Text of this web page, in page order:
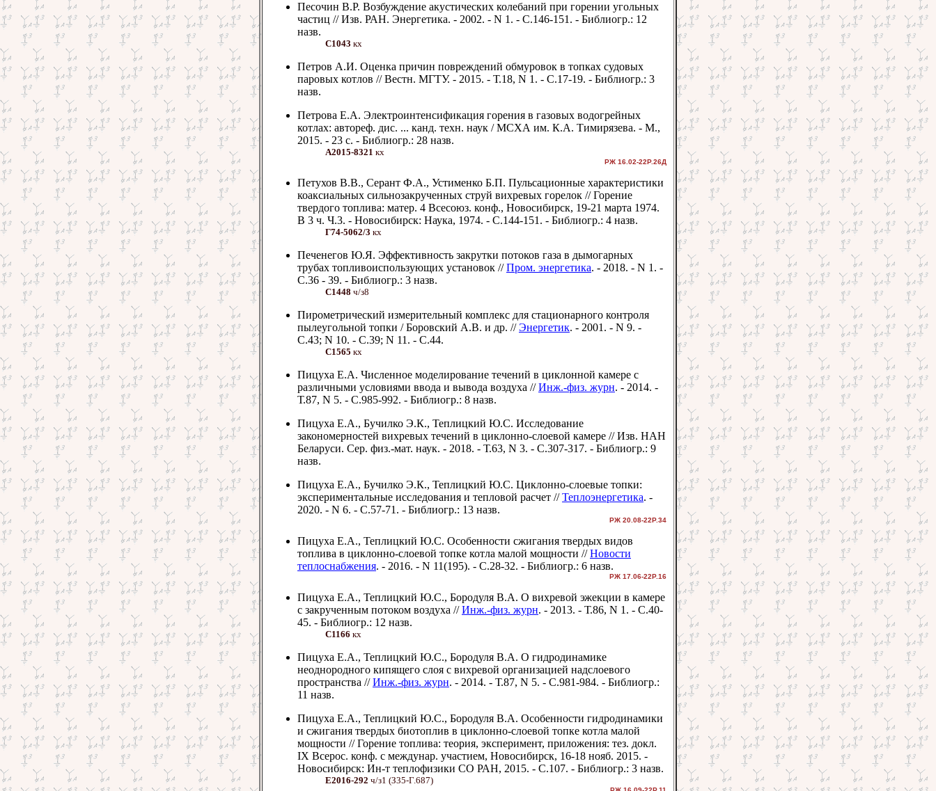
Песочин В.Р. Возбуждение акустических колебаний при горении угольных
частиц // Изв. РАН. Энергетика. - 2002. - N 1. - С.146-151. - Библиогр.: 12
назв.
С1043 кх
Петров А.И. Оценка причин повреждений обмуровок в топках судовых
паровых котлов // Вестн. МГТУ. - 2015. - Т.18, N 1. - С.17-19. - Библиогр.: 3
назв.
Петрова Е.А. Электроинтенсификация горения в газовых водогрейных
котлах: автореф. дис. ... канд. техн. наук / МСХА им. К.А. Тимирязева. - М.,
2015. - 23 с. - Библиогр.: 28 назв.
А2015-8321 кх
РЖ 16.02-22Р.26Д
Петухов В.В., Серант Ф.А., Устименко Б.П. Пульсационные характеристики
коаксиальных сильнозакрученных струй вихревых горелок // Горение
твердого топлива: матер. 4 Всесоюз. конф., Новосибирск, 19-21 марта 1974.
В 3 ч. Ч.3. - Новосибирск: Наука, 1974. - С.144-151. - Библиогр.: 4 назв.
Г74-5062/3 кх
Печенегов Ю.Я. Эффективность закрутки потоков газа в дымогарных
трубах топливоиспользующих установок //Пром. энергетика. - 2018. - N 1. -
С.36 - 39. - Библиогр.: 3 назв.
С1448 ч/з8
Пирометрический измерительный комплекс для стационарного контроля
пылеугольной топки / Боровский А.В. и др. //Энергетик. - 2001. - N 9. -
С.43; N 10. - С.39; N 11. - С.44.
С1565 кх
Пицуха Е.А. Численное моделирование течений в циклонной камере с
различными условиями ввода и вывода воздуха //Инж.-физ. журн. - 2014. -
Т.87, N 5. - С.985-992. - Библиогр.: 8 назв.
Пицуха Е.А., Бучилко Э.К., Теплицкий Ю.С. Исследование
закономерностей вихревых течений в циклонно-слоевой камере // Изв. НАН
Беларуси. Сер. физ.-мат. наук. - 2018. - Т.63, N 3. - С.307-317. - Библиогр.: 9
назв.
Пицуха Е.А., Бучилко Э.К., Теплицкий Ю.С. Циклонно-слоевые топки:
экспериментальные исследования и тепловой расчет //Теплоэнергетика. -
2020. - N 6. - С.57-71. - Библиогр.: 13 назв.
РЖ 20.08-22Р.34
Пицуха Е.А., Теплицкий Ю.С. Особенности сжигания твердых видов
топлива в циклонно-слоевой топке котла малой мощности //Новости
теплоснабжения. - 2016. - N 11(195). - С.28-32. - Библиогр.: 6 назв.
РЖ 17.06-22Р.16
Пицуха Е.А., Теплицкий Ю.С., Бородуля В.А. О вихревой эжекции в камере
с закрученным потоком воздуха //Инж.-физ. журн. - 2013. - Т.86, N 1. - С.40-
45. - Библиогр.: 12 назв.
С1166 кх
Пицуха Е.А., Теплицкий Ю.С., Бородуля В.А. О гидродинамике
неоднородного кипящего слоя с вихревой организацией надслоевого
пространства //Инж.-физ. журн. - 2014. - Т.87, N 5. - С.981-984. - Библиогр.:
11 назв.
Пицуха Е.А., Теплицкий Ю.С., Бородуля В.А. Особенности гидродинамики
и сжигания твердых биотоплив в циклонно-слоевой топке котла малой
мощности // Горение топлива: теория, эксперимент, приложения: тез. докл.
IХ Всерос. конф. с междунар. участием, Новосибирск, 16-18 нояб. 2015. -
Новосибирск: Ин-т теплофизики СО РАН, 2015. - С.107. - Библиогр.: 3 назв.
Е2016-292 ч/з1 (З35-Г.687)